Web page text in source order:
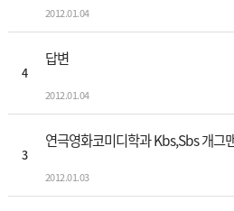
2012.01.04
4
답변
2012.01.04
3
연극영화코미디학과 Kbs,Sbs 개그
2012.01.03